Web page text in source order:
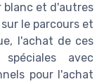
blanc et d'autres
le parcours et
l'achat de ces
avec
pour l'achat